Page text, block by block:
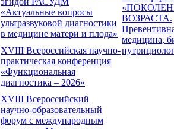
«Актуальные вопросы
ультразвуковой диагностики
в медицине матери и плода»
XVIII Всероссийская научно-
практическая конференция
«Функциональная
диагностика – 2026»
XVIII Всероссийский
научно-образовательный
форум с международным
ВОЗРАСТА.
медицина,